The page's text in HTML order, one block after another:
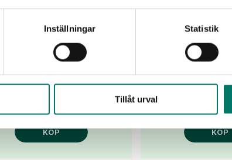
Inställningar Statistik
Tillåt urval
Petter Alexis och
The Wine Team....
KÖP KÖP